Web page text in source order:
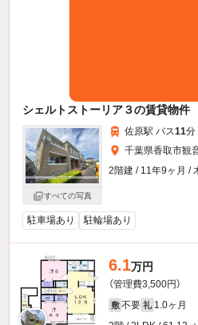
シェルトストーリア３の賃貸物件
すべての写真
佐原駅 バス11分
千葉県香取市観
2階建 / 11年9ヶ月 /
駐車場あり 駐輪場あり
6.1万円
（管理費3,500円）
敷 不要 礼 1.0ヶ月